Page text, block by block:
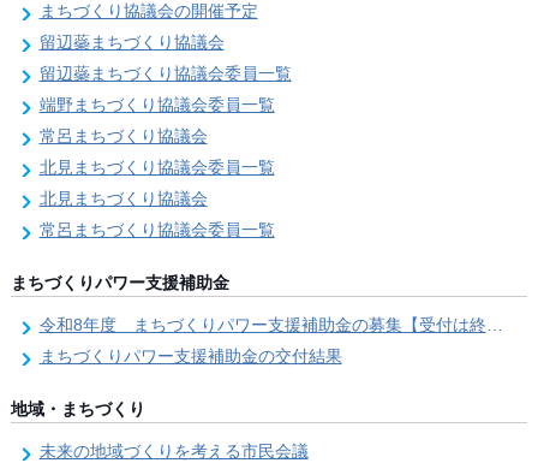
まちづくり協議会の開催予定
留辺蘂まちづくり協議会
留辺蘂まちづくり協議会委員一覧
端野まちづくり協議会委員一覧
常呂まちづくり協議会
北見まちづくり協議会委員一覧
北見まちづくり協議会
常呂まちづくり協議会委員一覧
まちづくりパワー支援補助金
令和8年度 まちづくりパワー支援補助金の募集【受付は終了しました。】
まちづくりパワー支援補助金の交付結果
地域・まちづくり
未来の地域づくりを考える市民会議